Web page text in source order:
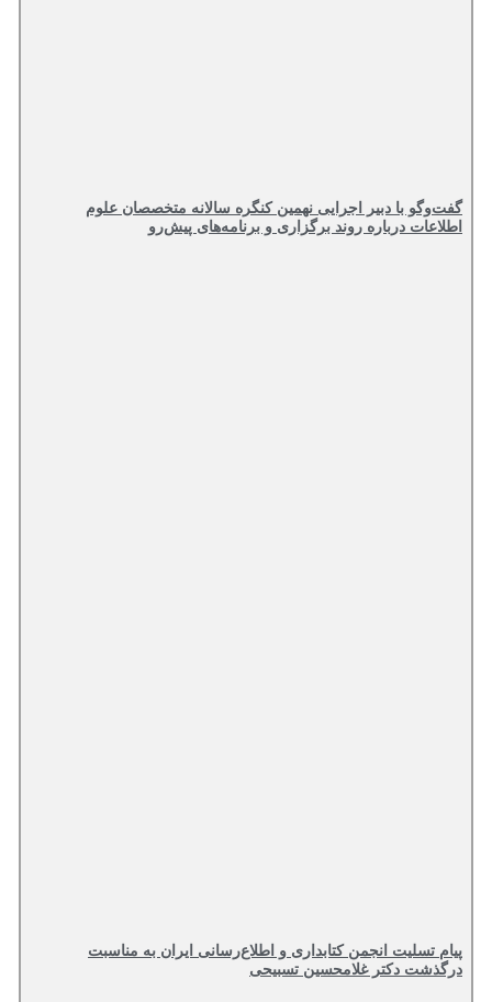
گفت‌وگو با دبیر اجرایی نهمین کنگره سالانه متخصصان علوم
اطلاعات درباره روند برگزاری و برنامه‌های پیش‌رو
پیام تسلیت انجمن کتابداری و اطلاع‌رسانی ایران به مناسبت
درگذشت دکتر غلامحسین تسبیحی